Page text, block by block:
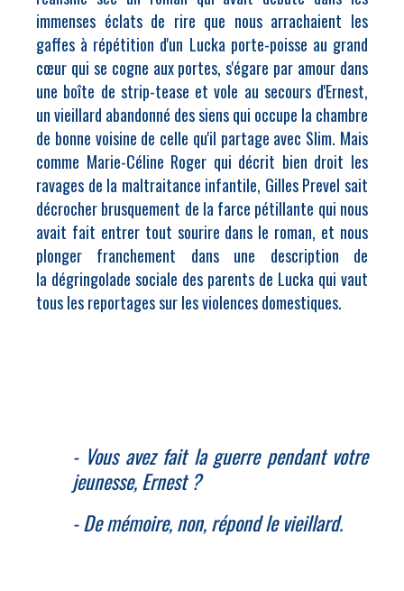
immenses éclats de rire que nous arrachaient les
gaffes à répétition d'un Lucka porte-poisse au grand
cœur qui se cogne aux portes, s'égare par amour dans
une boîte de strip-tease et vole au secours d'Ernest,
un vieillard abandonné des siens qui occupe la chambre
de bonne voisine de celle qu'il partage avec Slim. Mais
comme Marie-Céline Roger qui décrit bien droit les
ravages de la maltraitance infantile, Gilles Prevel sait
décrocher brusquement de la farce pétillante qui nous
avait fait entrer tout sourire dans le roman, et nous
plonger franchement dans une description de
la dégringolade sociale des parents de Lucka qui vaut
tous les reportages sur les violences domestiques.
- Vous avez fait la guerre pendant votre
jeunesse, Ernest ?
- De mémoire, non, répond le vieillard.